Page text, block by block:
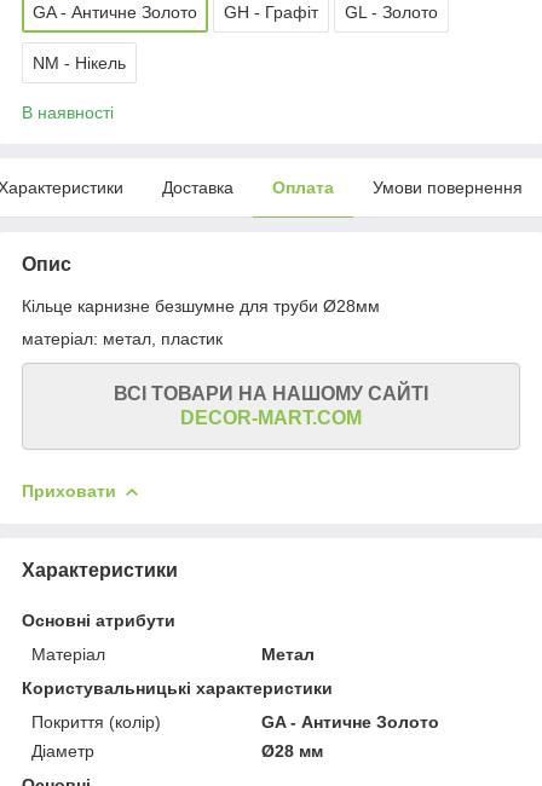
GA - Античне Золото GH - Графіт GL - Золото
NM - Нікель
В наявності
Доставка Оплата Умови повернення
Опис
Кільце карнизне безшумне для труби Ø28мм
матеріал: метал, пластик
ВСІ ТОВАРИ НА НАШОМУ САЙТІ
DECOR-MART.COM
Приховати
Характеристики
Основні атрибути
Матеріал
Метал
Користувальницькі характеристики
Покриття (колір)
GA - Античне Золото
Діаметр
Ø28 мм